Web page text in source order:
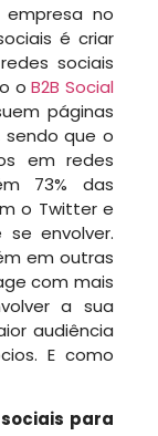
no
é criar
sociais
oB2B Social
páginas
sendo que o
em redes
73% das
o Twitter e
envolver.
em outras
com mais
a sua
audiência
E como
para